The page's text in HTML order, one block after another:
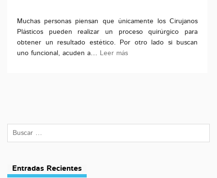
Muchas personas piensan que únicamente los Cirujanos
Plásticos pueden realizar un proceso quirúrgico para
obtener un resultado estético. Por otro lado si buscan
uno funcional, acuden a… Leer más
Entradas Recientes